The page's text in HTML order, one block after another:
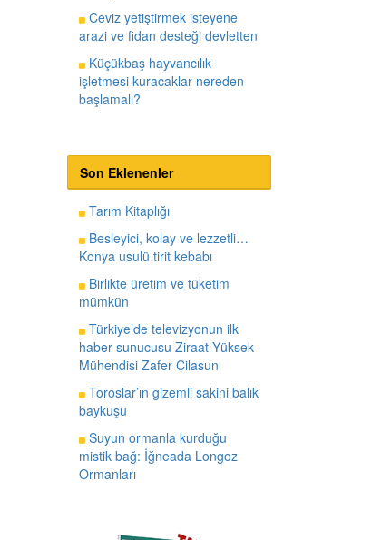
Ceviz yetiştirmek isteyene
arazi ve fidan desteği devletten
Küçükbaş hayvancılık
işletmesi kuracaklar nereden
başlamalı?
Son Eklenenler
Tarım Kitaplığı
Besleyici, kolay ve lezzetli…
Konya usulü tirit kebabı
Birlikte üretim ve tüketim
mümkün
Türkiye’de televizyonun ilk
haber sunucusu Ziraat Yüksek
Mühendisi Zafer Cilasun
Toroslar’ın gizemli sakini balık
baykuşu
Suyun ormanla kurduğu
mistik bağ: İğneada Longoz
Ormanları